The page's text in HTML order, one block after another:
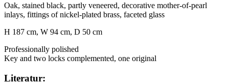
Oak, stained black, partly veneered, decorative mother-of-pearl
inlays, fittings of nickel-plated brass, faceted glass
H 187 cm, W 94 cm, D 50 cm
Professionally polished
Key and two locks complemented, one original
Literatur: